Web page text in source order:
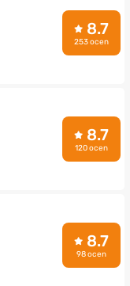
8.7
253 ocen
8.7
120 ocen
8.7
98 ocen